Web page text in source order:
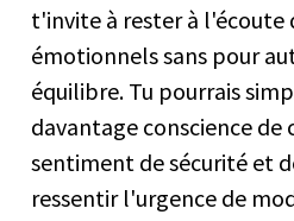
t'invite à rester à l'écoute
émotionnels sans pour
équilibre. Tu pourrais
davantage conscience de
sentiment de sécurité et
ressentir l'urgence de